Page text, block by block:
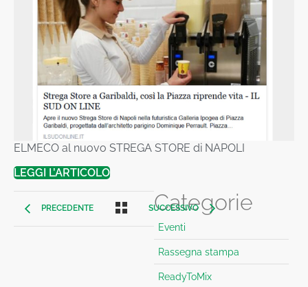
ELMECO al nuovo STREGA STORE di NAPOLI
LEGGI L’ARTICOLO
PRECEDENTE SUCCESSIVO
Categorie
Eventi
Rassegna stampa
ReadyToMix